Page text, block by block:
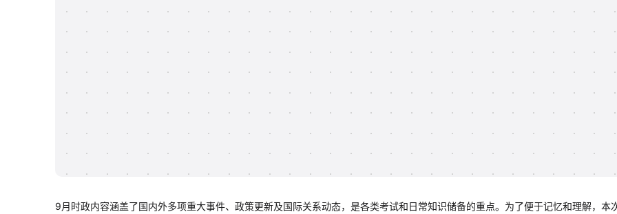
9月时政内容涵盖了国内外多项重大事件、政策更新及国际关系动态，是各类考试和日常知识储备的重点。为了便于记忆和理解，本